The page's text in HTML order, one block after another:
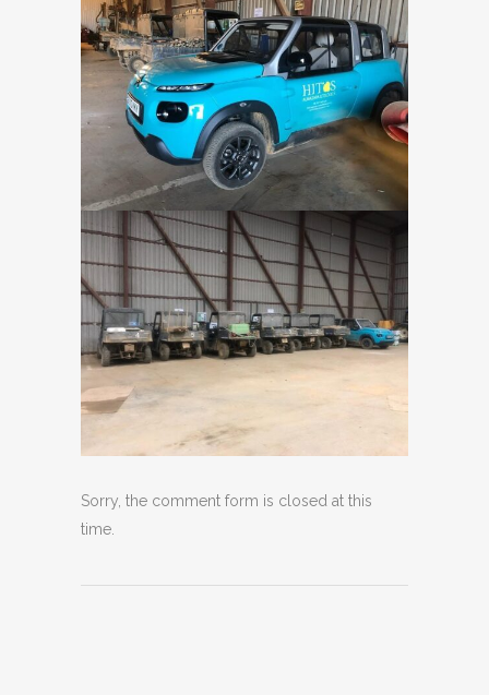
Sorry, the comment form is closed at this
time.